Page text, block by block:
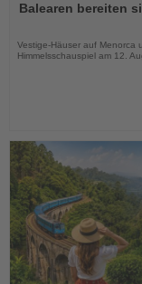
dieBalearen bereiten
Vestige-Häuser auf Menorca
Himmelsschauspiel am 12.